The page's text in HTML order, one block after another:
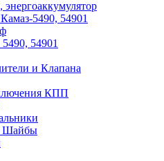
энергоаккумулятор
5490, 54901
54901
и Клапана
КПП
Шайбы